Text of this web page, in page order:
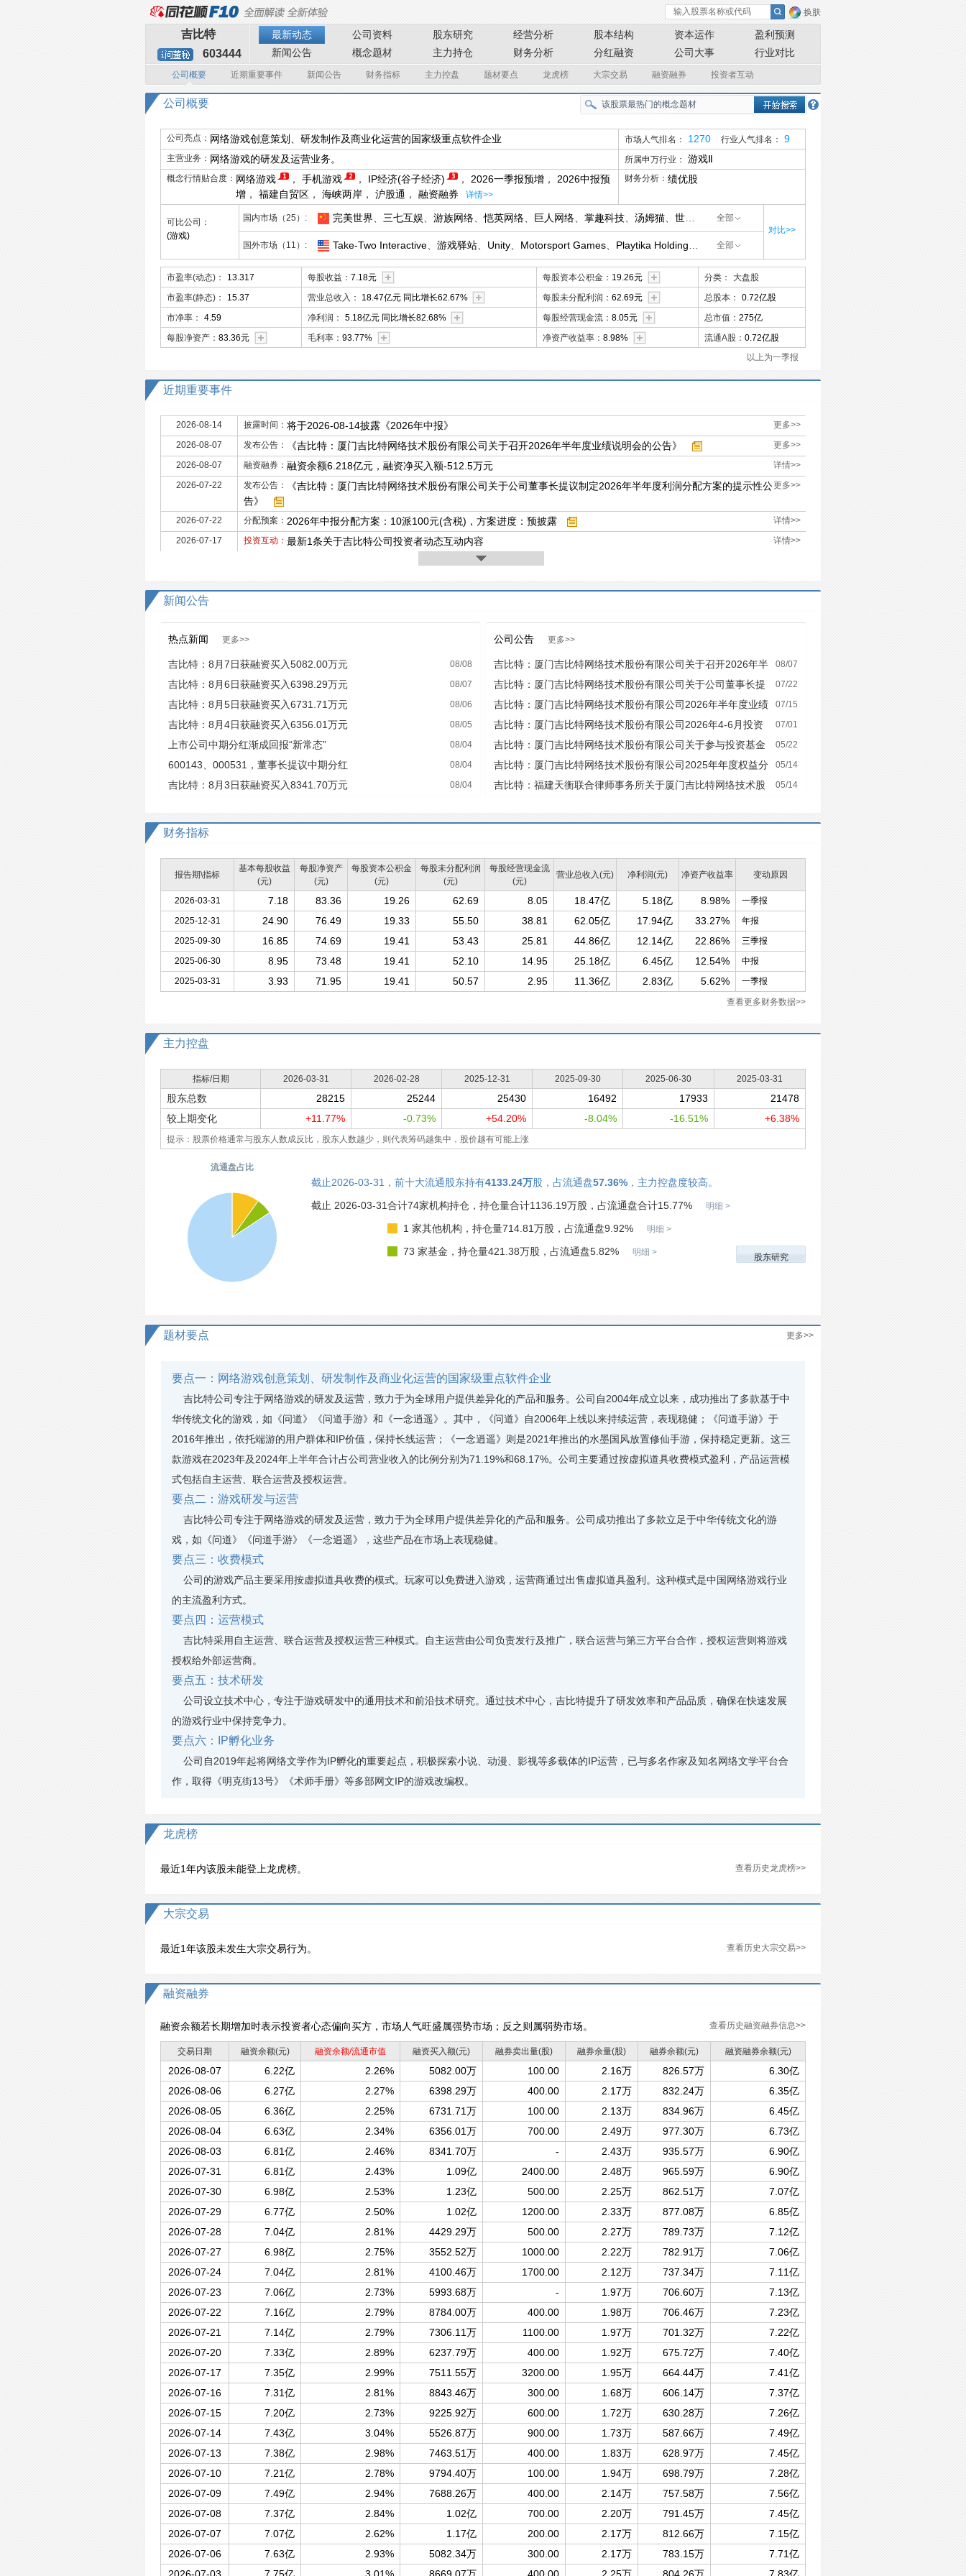
换肤
吉比特
603444
最新动态 公司资料 股东研究 经营分析 股本结构 资本运作
盈利预测
新闻公告
概念题材 主力持仓 财务分析 分红融资 公司大事 行业对比
公司概要 近期重要事件 新闻公告 财务指标 主力控盘 题材要点 龙虎榜 大宗交易 融资融券 投资者互动
公司概要
公司亮点： 网络游戏创意策划、研发制作及商业化运营的国家级重点软件企业 市场人气排名： 1270 行业人气排名： 9
主营业务： 网络游戏的研发及运营业务。 所属申万行业： 游戏Ⅱ
概念行情贴合度： 网络游戏 ， 手机游戏 ， IP经济(谷子经济) ， 2026一季报预增 ， 2026中报预
增 ， 福建自贸区 ， 海峡两岸 ， 沪股通 ， 融资融券 详情>>
财务分析： 绩优股
对比>>
可比公司：
(游戏)
国内市场（25） 全部
完美世界 三七互娱 游族网络 、恺英网络 巨人网络 掌趣科技 汤姆猫 世纪华通 、顺网科技
国外市场（11） 全部
Take-Two Interactive 游戏驿站 Unity Motorsport Games Playtika Holding Roblox、
市盈率(动态)： 13.317 每股收益： 7.18元 每股资本公积金： 19.26元 分类：
大盘股
市盈率(静态)：
15.37 营业总收入： 18.47亿元 同比增长62.67% 每股未分配利润： 62.69元 总股本：
0.72亿股
市净率：
4.59 净利润： 5.18亿元 同比增长82.68% 每股经营现金流： 8.05元 总市值： 275亿
每股净资产： 83.36元 毛利率： 93.77% 净资产收益率： 8.98% 流通A股： 0.72亿股
以上为一季报
近期重要事件
2026-08-14 披露时间： 更多>>
将于2026-08-14披露《2026年中报》
2026-08-07 发布公告： 更多>>
《吉比特：厦门吉比特网络技术股份有限公司关于召开2026年半年度业绩说明会的公告》
2026-08-07 融资融券： 详情>>
融资余额6.218亿元，融资净买入额-512.5万元
2026-07-22 发布公告： 更多>>
《吉比特：厦门吉比特网络技术股份有限公司关于公司董事长提议制定2026年半年度利润分配方案的提示性公
告》
2026-07-22 分配预案： 详情>>
2026年中报分配方案：10派100元(含税)，方案进度：预披露
2026-07-17 投资互动： 详情>>
最新1条关于吉比特公司投资者动态互动内容
新闻公告
热点新闻 更多>>
08/08
吉比特：8月7日获融资买入5082.00万元
08/07
吉比特：8月6日获融资买入6398.29万元
08/06
吉比特：8月5日获融资买入6731.71万元
08/05
吉比特：8月4日获融资买入6356.01万元
08/04
上市公司中期分红渐成回报“新常态”
08/04
600143、000531，董事长提议中期分红
08/04
吉比特：8月3日获融资买入8341.70万元
公司公告 更多>>
08/07
吉比特：厦门吉比特网络技术股份有限公司关于召开2026年半
年度业绩说明会的公告
07/22
吉比特：厦门吉比特网络技术股份有限公司关于公司董事长提
议制定2026年半年度利润分配方案的提示性公告
07/15
吉比特：厦门吉比特网络技术股份有限公司2026年半年度业绩
预增公告
07/01
吉比特：厦门吉比特网络技术股份有限公司2026年4-6月投资
者调研沟通活动纪要
05/22
吉比特：厦门吉比特网络技术股份有限公司关于参与投资基金
减资暨关联交易的进展公告
05/14
吉比特：厦门吉比特网络技术股份有限公司2025年年度权益分
派实施公告
05/14
吉比特：福建天衡联合律师事务所关于厦门吉比特网络技术股
财务指标
报告期\指标
基本每股收益
(元)
每股净资产
(元)
每股资本公积金
(元)
每股未分配利润
(元)
每股经营现金流
(元)
营业总收入(元) 净利润(元) 净资产收益率 变动原因
2026-03-31 7.18 83.36 19.26 62.69 8.05 18.47亿 5.18亿 8.98%
一季报
2025-12-31
24.90 76.49 19.33 55.50 38.81 62.05亿 17.94亿 33.27%
年报
2025-09-30
16.85 74.69 19.41 53.43 25.81 44.86亿 12.14亿 22.86%
三季报
2025-06-30
8.95 73.48 19.41 52.10 14.95 25.18亿 6.45亿 12.54%
中报
2025-03-31
3.93 71.95 19.41 50.57 2.95 11.36亿 2.83亿 5.62% 一季报
查看更多财务数据>>
主力控盘
指标/日期 2026-03-31 2026-02-28 2025-12-31 2025-09-30 2025-06-30 2025-03-31
股东总数 28215 25244 25430 16492 17933
21478
较上期变化
+11.77% -0.73% +54.20% -8.04% -16.51% +6.38%
提示：股票价格通常与股东人数成反比，股东人数越少，则代表筹码越集中，股价越有可能上涨
流通盘占比
截止2026-03-31，前十大流通股东持有4133.24万股，占流通盘57.36% ，主力控盘度较高。
截止 2026-03-31合计74家机构持仓，持仓量合计1136.19万股，占流通盘合计15.77% 明细 >
1 家其他机构，持仓量714.81万股，占流通盘9.92% 明细 >
73 家基金，持仓量421.38万股，占流通盘5.82% 明细 > 股东研究
题材要点 更多>>
要点一：网络游戏创意策划、研发制作及商业化运营的国家级重点软件企业
吉比特公司专注于网络游戏的研发及运营，致力于为全球用户提供差异化的产品和服务。公司自2004年成立以来，成功推出了多款基于中
华传统文化的游戏，如《问道》《问道手游》和《一念逍遥》。其中，《问道》自2006年上线以来持续运营，表现稳健；《问道手游》于
2016年推出，依托端游的用户群体和IP价值，保持长线运营；《一念逍遥》则是2021年推出的水墨国风放置修仙手游，保持稳定更新。这三
款游戏在2023年及2024年上半年合计占公司营业收入的比例分别为71.19%和68.17%。公司主要通过按虚拟道具收费模式盈利，产品运营模
式包括自主运营、联合运营及授权运营。
要点二：游戏研发与运营
吉比特公司专注于网络游戏的研发及运营，致力于为全球用户提供差异化的产品和服务。公司成功推出了多款立足于中华传统文化的游
戏，如《问道》《问道手游》《一念逍遥》，这些产品在市场上表现稳健。
要点三：收费模式
公司的游戏产品主要采用按虚拟道具收费的模式。玩家可以免费进入游戏，运营商通过出售虚拟道具盈利。这种模式是中国网络游戏行业
的主流盈利方式。
要点四：运营模式
吉比特采用自主运营、联合运营及授权运营三种模式。自主运营由公司负责发行及推广，联合运营与第三方平台合作，授权运营则将游戏
授权给外部运营商。
要点五：技术研发
公司设立技术中心，专注于游戏研发中的通用技术和前沿技术研究。通过技术中心，吉比特提升了研发效率和产品品质，确保在快速发展
的游戏行业中保持竞争力。
要点六：IP孵化业务
公司自2019年起将网络文学作为IP孵化的重要起点，积极探索小说、动漫、影视等多载体的IP运营，已与多名作家及知名网络文学平台合
作，取得《明克街13号》《术师手册》等多部网文IP的游戏改编权。
龙虎榜
查看历史龙虎榜>>
最近1年内该股未能登上龙虎榜。
大宗交易
查看历史大宗交易>>
最近1年该股未发生大宗交易行为。
融资融券
查看历史融资融券信息>>
融资余额若长期增加时表示投资者心态偏向买方，市场人气旺盛属强势市场；反之则属弱势市场。
交易日期 融资余额(元) 融资余额/流通市值 融资买入额(元) 融券卖出量(股) 融券余量(股) 融券余额(元) 融资融券余额(元)
2026-08-07 6.22亿 2.26% 5082.00万 100.00 2.16万 826.57万
6.30亿
2026-08-06
6.27亿 2.27% 6398.29万 400.00 2.17万 832.24万
6.35亿
2026-08-05
6.36亿 2.25% 6731.71万 100.00 2.13万 834.96万
6.45亿
2026-08-04
6.63亿 2.34% 6356.01万 700.00 2.49万 977.30万
6.73亿
2026-08-03
6.81亿 2.46% 8341.70万 - 2.43万 935.57万
6.90亿
2026-07-31
6.81亿 2.43% 1.09亿 2400.00 2.48万 965.59万
6.90亿
2026-07-30
6.98亿 2.53% 1.23亿 500.00 2.25万 862.51万
7.07亿
2026-07-29
6.77亿 2.50% 1.02亿 1200.00 2.33万 877.08万
6.85亿
2026-07-28
7.04亿 2.81% 4429.29万 500.00 2.27万 789.73万
7.12亿
2026-07-27
6.98亿 2.75% 3552.52万 1000.00 2.22万 782.91万
7.06亿
2026-07-24
7.04亿 2.81% 4100.46万 1700.00 2.12万 737.34万
7.11亿
2026-07-23
7.06亿 2.73% 5993.68万 - 1.97万 706.60万
7.13亿
2026-07-22
7.16亿 2.79% 8784.00万 400.00 1.98万 706.46万
7.23亿
2026-07-21
7.14亿 2.79% 7306.11万 1100.00 1.97万 701.32万
7.22亿
2026-07-20
7.33亿 2.89% 6237.79万 400.00 1.92万 675.72万
7.40亿
2026-07-17
7.35亿 2.99% 7511.55万 3200.00 1.95万 664.44万
7.41亿
2026-07-16
7.31亿 2.81% 8843.46万 300.00 1.68万 606.14万
7.37亿
2026-07-15
7.20亿 2.73% 9225.92万 600.00 1.72万 630.28万
7.26亿
2026-07-14
7.43亿 3.04% 5526.87万 900.00 1.73万 587.66万
7.49亿
2026-07-13
7.38亿 2.98% 7463.51万 400.00 1.83万 628.97万
7.45亿
2026-07-10
7.21亿 2.78% 9794.40万 100.00 1.94万 698.79万
7.28亿
2026-07-09
7.49亿 2.94% 7688.26万 400.00 2.14万 757.58万
7.56亿
2026-07-08
7.37亿 2.84% 1.02亿 700.00 2.20万 791.45万
7.45亿
2026-07-07
7.07亿 2.62% 1.17亿 200.00 2.17万 812.66万
7.15亿
2026-07-06
7.63亿 2.93% 5082.34万 300.00 2.17万 783.15万
7.71亿